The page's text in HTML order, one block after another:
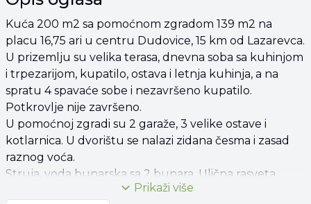
Kuća 200 m2 sa pomoćnom zgradom 139 m2 na
placu 16,75 ari u centru Dudovice, 15 km od Lazarevca.
U prizemlju su velika terasa, dnevna soba sa kuhinjom
i trpezarijom, kupatilo, ostava i letnja kuhinja, a na
spratu 4 spavaće sobe i nezavršeno kupatilo.
Potkrovlje nije završeno.
U pomoćnoj zgradi su 2 garaže, 3 velike ostave i
kotlarnica. U dvorištu se nalazi zidana česma i zasad
raznog voća.
Struja, voda bunarska sa 2 bunara. Ulična rasveta.
Prikaži više